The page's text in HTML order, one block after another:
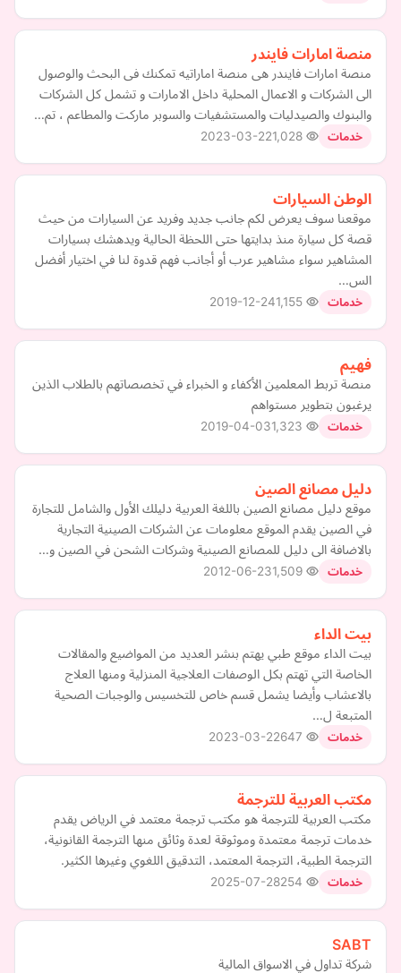
منصة امارات فايندر
منصة امارات فايندر هى منصة اماراتيه تمكنك فى البحث والوصول
الى الشركات و الاعمال المحلية داخل الامارات و تشمل كل الشركات
والبنوك والصيدليات والمستشفيات والسوبر ماركت والمطاعم ، تم…
خدمات 2023-03-22
الوطن السيارات
موقعنا سوف يعرض لكم جانب جديد وفريد عن السيارات من حيث
قصة كل سيارة منذ بدايتها حتى اللحظة الحالية ويدهشك بسيارات
المشاهير سواء مشاهير عرب أو أجانب فهم قدوة لنا في اختيار أفضل
الس…
خدمات 2019-12-24
فهيم
منصة تربط المعلمين الأكفاء و الخبراء في تخصصاتهم بالطلاب الذين
يرغبون بتطوير مستواهم
خدمات 2019-04-03
دليل مصانع الصين
موقع دليل مصانع الصين باللغة العربية دليلك الأول والشامل للتجارة
في الصين يقدم الموقع معلومات عن الشركات الصينية التجارية
بالاضافة الى دليل للمصانع الصينية وشركات الشحن في الصين و…
خدمات 2012-06-23
بيت الداء
بيت الداء موقع طبي يهتم بنشر العديد من المواضيع والمقالات
الخاصة التي تهتم بكل الوصفات العلاجية المنزلية ومنها العلاج
بالاعشاب وأيضا يشمل قسم خاص للتخسيس والوجبات الصحية
المتبعة ل…
خدمات 2023-03-22
مكتب العربية للترجمة
مكتب العربية للترجمة هو مكتب ترجمة معتمد في الرياض يقدم
خدمات ترجمة معتمدة وموثوقة لعدة وثائق منها الترجمة القانونية،
الترجمة الطبية، الترجمة المعتمد، التدقيق اللغوي وغيرها الكثير.
خدمات 2025-07-28
SABT
شركة تداول في الاسواق المالية